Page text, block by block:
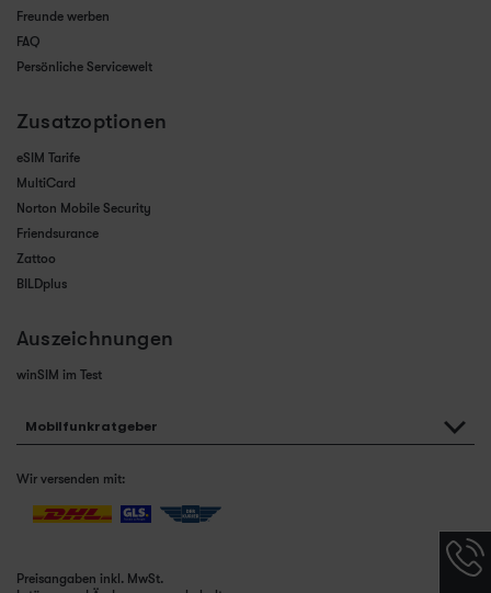
Freunde werben
FAQ
Persönliche Servicewelt
Zusatzoptionen
eSIM Tarife
MultiCard
Norton Mobile Security
Friendsurance
Zattoo
BILDplus
Auszeichnungen
winSIM im Test
Mobilfunkratgeber
Wir versenden mit:
Preisangaben inkl. MwSt.